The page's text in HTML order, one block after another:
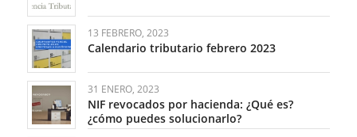
13 FEBRERO, 2023
Calendario tributario febrero 2023
31 ENERO, 2023
NIF revocados por hacienda: ¿Qué es?
¿cómo puedes solucionarlo?